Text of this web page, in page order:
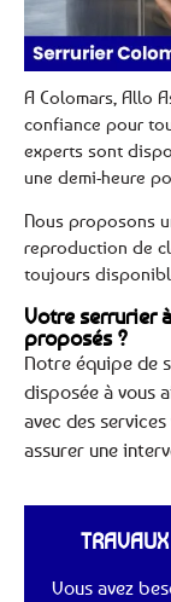
A Colomars, Allo
confiance pour
experts sont
une demi-heure
Nous proposons
reproduction de
toujours
Votre serrurier
proposés ?
Notre équipe de
disposée à vous
avec des
assurer une
TRAVAUX
Vous avez